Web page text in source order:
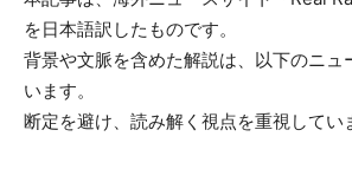
を日本語訳したものです。
背景や文脈を含めた解説は、以下のニュ
います。
断定を避け、読み解く視点を重視してい